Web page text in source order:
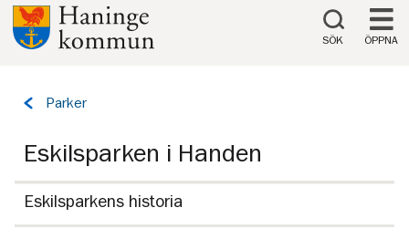
Till innehåll på sidan
SÖK ÖPPNA
Tillbaka
Parker
Eskilsparken i Handen
Eskilsparkens historia